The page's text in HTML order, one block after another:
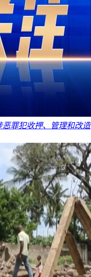
罪犯收押、管理和改造